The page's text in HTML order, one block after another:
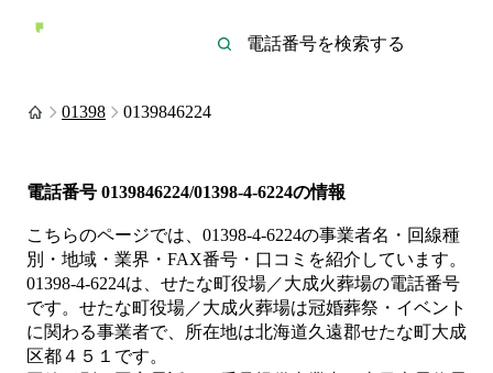
01398 0139846224
電話番号 0139846224/01398-4-6224の情報
こちらのページでは、 01398-4-6224の事業者名・回線種
別・地域・業界・FAX番号・口コミを紹介しています。
01398-4-6224は、 せたな町役場／大成火葬場の電話番号
です。 せたな町役場／大成火葬場は冠婚葬祭・イベント
に関わる事業者で、所在地は北海道久遠郡せたな町大成
区都４５１ です。